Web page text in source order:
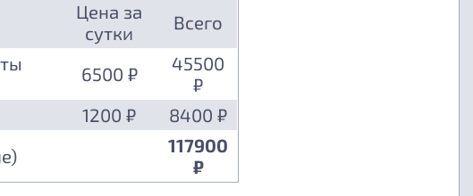
Цена за
сутки
Всего
6500 ₽
45500
₽
1200 ₽
8400 ₽
117900
₽